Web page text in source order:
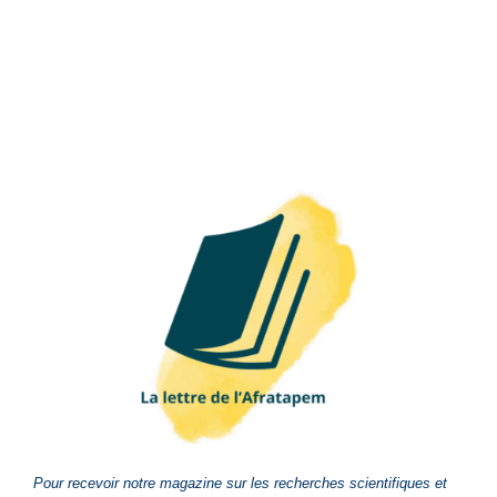
Pour recevoir notre magazine sur les recherches scientifiques et